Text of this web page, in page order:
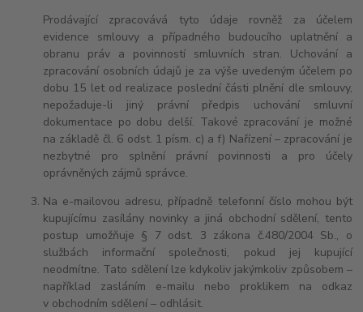
Prodávající zpracovává tyto údaje rovněž za účelem
evidence smlouvy a případného budoucího uplatnění a
obranu práv a povinností smluvních stran. Uchování a
zpracování osobních údajů je za výše uvedeným účelem po
dobu 15 letod realizace poslední části plnění dle smlouvy,
nepožaduje-li jiný právní předpis uchování smluvní
dokumentace po dobu delší. Takové zpracování je možné
na základě čl. 6 odst. 1 písm. c) a f) Nařízení – zpracování je
nezbytné pro splnění právní povinnosti a pro účely
oprávněných zájmů správce.
Na e-mailovou adresu, případně telefonní číslo mohou být
kupujícímu zasílány novinky a jiná obchodní sdělení, tento
postup umožňuje § 7 odst. 3 zákona č.480/2004 Sb., o
službách informační společnosti, pokud jej kupující
neodmítne. Tato sdělení lze kdykoliv jakýmkoliv způsobem –
například zasláním e-mailu nebo proklikem na odkaz
v obchodním sdělení – odhlásit.